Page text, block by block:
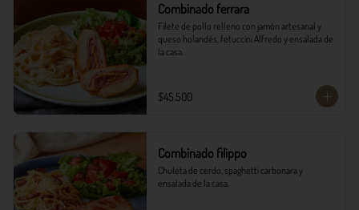
Combinado ferrara
Filete de pollo relleno con jamón artesanal y
queso holandés, fetuccini Alfredo y ensalada de
la casa.
$45.500
Combinado filippo
Chuleta de cerdo, spaghetti carbonara y
ensalada de la casa.